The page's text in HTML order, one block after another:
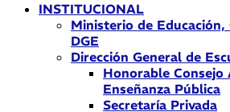
INSTITUCIONAL
Ministerio de
DGE
Dirección General de
Honorable
Enseñanza Pública
Secretaría Privada